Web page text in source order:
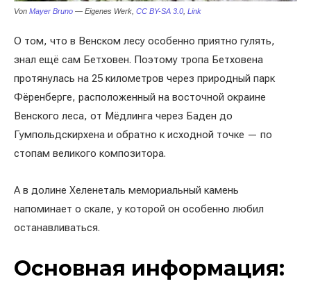
Von Mayer Bruno — Eigenes Werk, CC BY-SA 3.0 Link
О том, что в Венском лесу особенно приятно гулять,
знал ещё сам Бетховен. Поэтому тропа Бетховена
протянулась на 25 километров через природный парк
Фёренберге, расположенный на восточной окраине
Венского леса, от Мёдлинга через Баден до
Гумпольдскирхена и обратно к исходной точке — по
стопам великого композитора.
А в долине Хеленеталь мемориальный камень
напоминает о скале, у которой он особенно любил
останавливаться.
Основная информация: